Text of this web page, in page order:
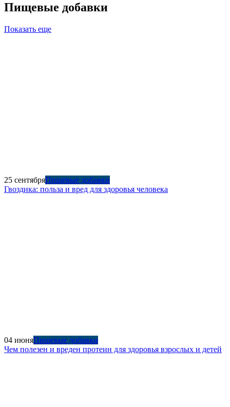
Пищевые добавки
Показать еще
25 сентябряПищевые добавки
Гвоздика: польза и вред для здоровья человека
04 июняПищевые добавки
Чем полезен и вреден протеин для здоровья взрослых и детей